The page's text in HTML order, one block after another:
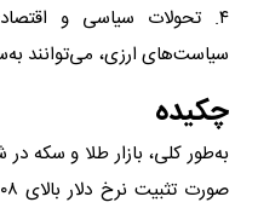
۴. تحولات سیاسی و
سیاست‌های ارزی، می‌توانند
چکیده
به‌طور کلی، بازار طلا و سکه در